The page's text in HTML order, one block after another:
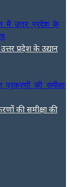
प्रदेश के उद्यान
की समीक्षा की